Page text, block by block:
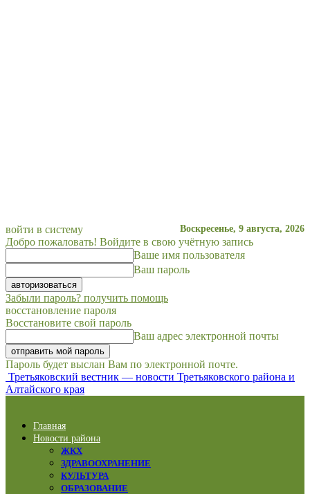
Воскресенье, 9 августа, 2026
войти в систему
Добро пожаловать! Войдите в свою учётную запись
Ваше имя пользователя
Ваш пароль
Забыли пароль? получить помощь
восстановление пароля
Восстановите свой пароль
Ваш адрес электронной почты
Пароль будет выслан Вам по электронной почте.
Третьяковский вестник — новости Третьяковского района и
Алтайского края
Главная
Новости района
ЖКХ
ЗДРАВООХРАНЕНИЕ
КУЛЬТУРА
ОБРАЗОВАНИЕ